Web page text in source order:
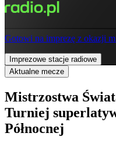
Gotowi na imprezę z okazji
Imprezowe stacje radiowe
Aktualne mecze
Mistrzostwa
Turniej
Północnej